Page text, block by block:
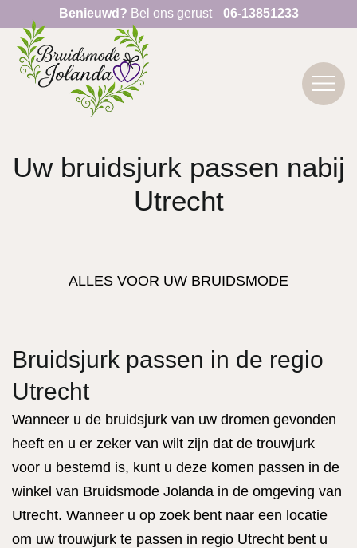
Benieuwd? Bel ons gerust 06-13851233
Uw bruidsjurk passen nabij
Utrecht
ALLES VOOR UW BRUIDSMODE
Bruidsjurk passen in de regio
Utrecht
Wanneer u de bruidsjurk van uw dromen gevonden
heeft en u er zeker van wilt zijn dat de trouwjurk
voor u bestemd is, kunt u deze komen passen in de
winkel van Bruidsmode Jolanda in de omgeving van
Utrecht. Wanneer u op zoek bent naar een locatie
om uw trouwjurk te passen in regio Utrecht bent u